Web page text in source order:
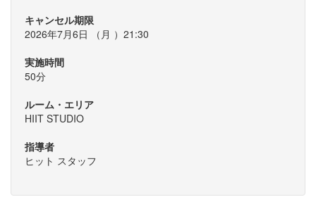
キャンセル期限
2026年7月6日 （ 月 ）21:30
実施時間
50分
ルーム・エリア
HIIT STUDIO
指導者
ヒット スタッフ